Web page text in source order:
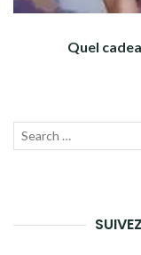
Quel
Recherche